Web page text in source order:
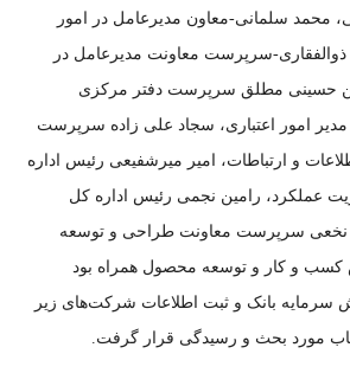
محمد سلمانی-معاون مدیرعامل در امور
ذوالفقاری-سرپرست معاونت مدیرعامل در
حسینی مطلق سرپرست دفتر مرکزی
امور اعتباری، سجاد علی زاده سرپرست
و ارتباطات، امیر میرشفیعی رئیس اداره
عملکرد، رامین نجمی رئیس اداره کل
نخعی سرپرست معاونت طراحی و توسعه
و کار و توسعه محصول همراه بود
سرمایه بانک و ثبت اطلاعات شرکت‌های زیر
مورد بحث و رسیدگی قرار گرفت.